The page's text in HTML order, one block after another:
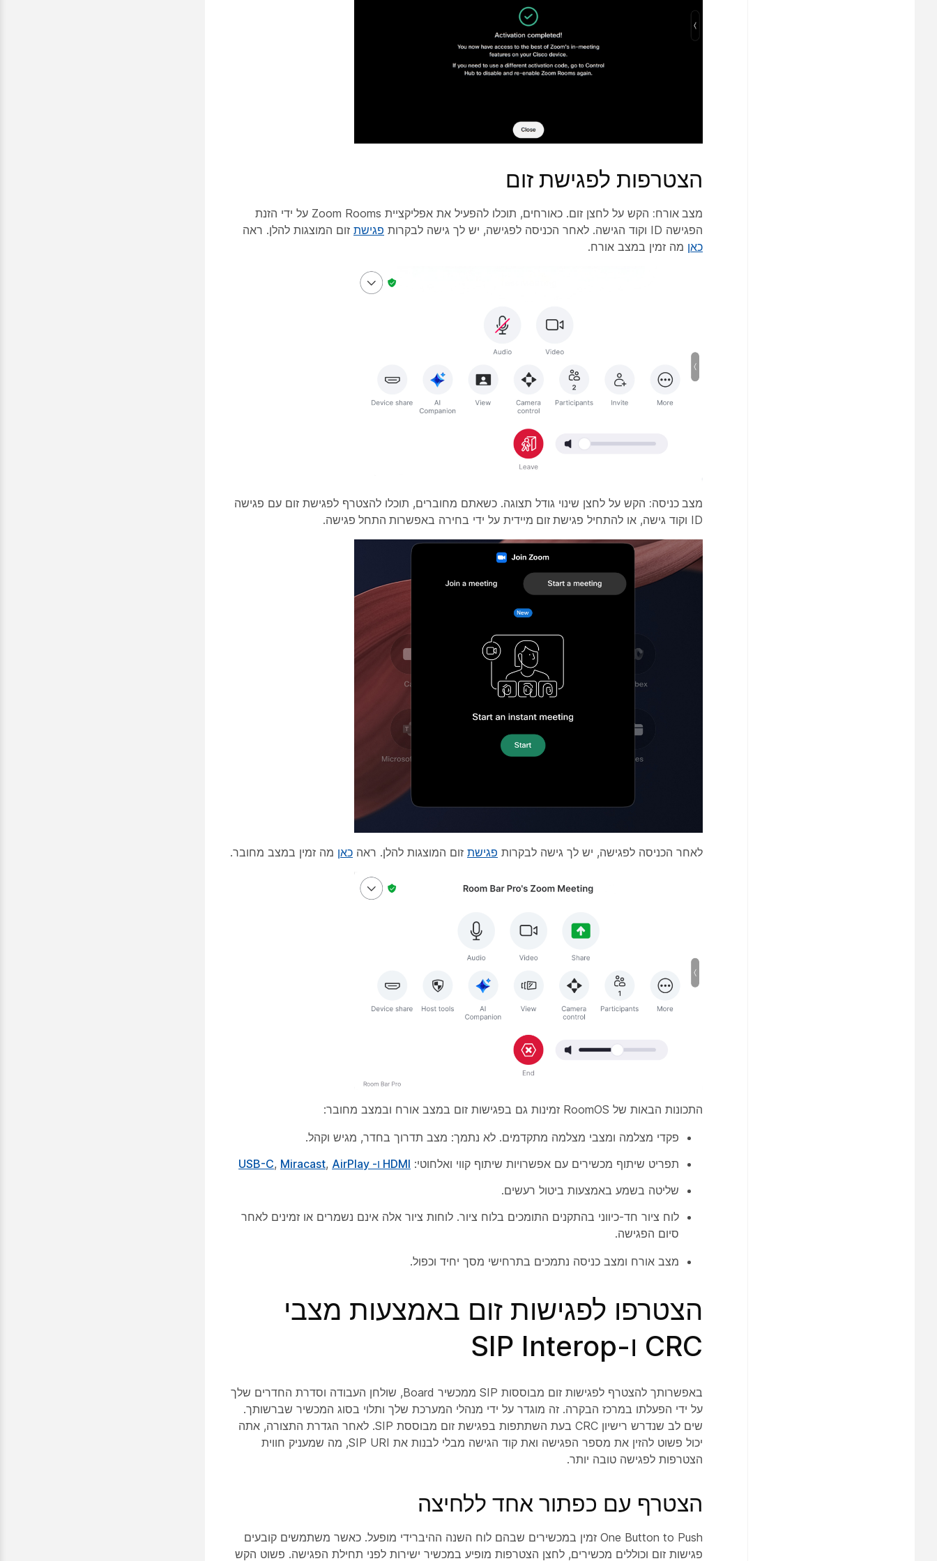
הצטרפות לפגישת זום
מצב אורח: הקש על לחצן זום. כאורחים
, תוכלו להפעיל את אפליקציית Zoom Rooms על ידי הזנת
הפגישה ID וקוד הגישה. לאחר הכניסה לפגישה, יש לך גישה לבקרות
פגישת זום המוצגות להלן. ראה
כאן מה זמין במצב אורח.
מצב כניסה: הקש על לחצן שינוי גודל תצוגה. כשאתם מחוברים, תוכלו להצטרף לפגישת זום עם פגישה
ID וקוד גישה, או להתחיל
פגישת זום מיידית על ידי בחירה באפשרות התחל פגישה.
לאחר הכניסה לפגישה, יש לך גישה לבקרות פגישת זום המוצגות להלן. ראה כאן מה זמין במצב מחובר.
התכונות הבאות של RoomOS זמינות גם בפגישות זום במצב אורח ובמצב מחובר:
פקדי מצלמה ומצבי מצלמה מתקדמים. לא נתמך: מצב תדרוך בחדר, מגיש וקהל.
תפריט שיתוף מכשירים עם אפשרויות שיתוף קווי ואלחוטי: HDMI ו- USB-C , Miracast, AirPlay
שליטה בשמע באמצעות ביטול רעשים.
לוח ציור חד-כיווני בהתקנים התומכים בלוח ציור. לוחות ציור אלה אינם נשמרים או זמינים לאחר
סיום הפגישה.
מצב אורח ומצב כניסה נתמכים בתרחישי מסך יחיד וכפול.
הצטרפו לפגישות זום באמצעות מצבי
CRC ו-SIP Interop
באפשרותך להצטרף לפגישות זום מבוססות SIP ממכשיר Board, שולחן העבודה וסדרת החדרים שלך
על ידי הפעלתו במרכז הבקרה. זה מוגדר על ידי מנהלי המערכת שלך ותלוי בסוג המכשיר שברשותך.
שים לב שנדרש רישיון CRC בעת השתתפות בפגישת זום מבוססת SIP. לאחר הגדרת התצורה, אתה
יכול פשוט להזין את מספר הפגישה ואת קוד הגישה מבלי לבנות את SIP URI, מה שמעניק חווית
הצטרפות לפגישה טובה יותר.
הצטרף עם כפתור אחד ללחיצה
One Button to Push זמין במכשירים שבהם לוח השנה ההיברידי מופעל. כאשר משתמשים קובעים
פגישות זום וכוללים מכשירים, לחצן הצטרפות מופיע במכשיר ישירות לפני תחילת הפגישה. פשוט הקש